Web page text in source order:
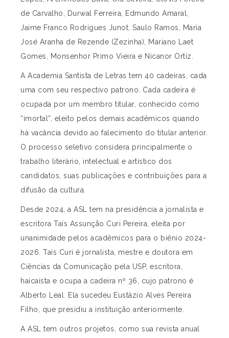
de Carvalho, Durwal Ferreira, Edmundo Amaral,
Jaime Franco Rodrigues Junot, Saulo Ramos, Maria
José Aranha de Rezende (Zezinha), Mariano Laet
Gomes, Monsenhor Primo Vieira e Nicanor Ortiz.
A Academia Santista de Letras tem 40 cadeiras, cada
uma com seu respectivo patrono. Cada cadeira é
ocupada por um membro titular, conhecido como
“imortal”, eleito pelos demais acadêmicos quando
há vacância devido ao falecimento do titular anterior.
O processo seletivo considera principalmente o
trabalho literário, intelectual e artístico dos
candidatos, suas publicações e contribuições para a
difusão da cultura.
Desde 2024, a ASL tem na presidência a jornalista e
escritora Taís Assunção Curi Pereira, eleita por
unanimidade pelos acadêmicos para o biênio 2024-
2026. Taís Curi é jornalista, mestre e doutora em
Ciências da Comunicação pela USP, escritora,
haicaísta e ocupa a cadeira nº 36, cujo patrono é
Alberto Leal. Ela sucedeu Eustázio Alves Pereira
Filho, que presidiu a instituição anteriormente.
A ASL tem outros projetos, como sua revista anual